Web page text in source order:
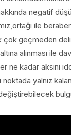
negatif
ile
çok geçmeden
alınması ile
ne kadar aksini
yalnız